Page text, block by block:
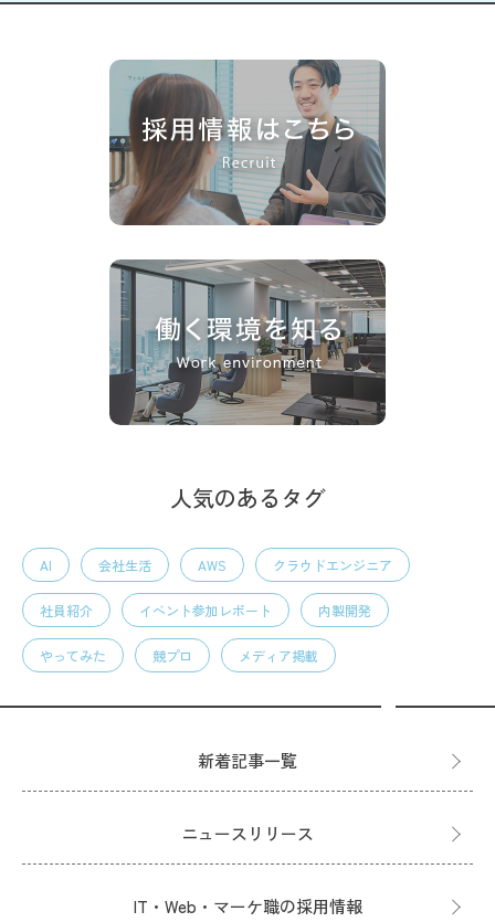
人気のあるタグ
AI 会社生活 AWS クラウドエンジニア
社員紹介 イベント参加レポート 内製開発
やってみた 競プロ メディア掲載
新着記事一覧
ニュースリリース
IT・Web・マーケ職の採用情報